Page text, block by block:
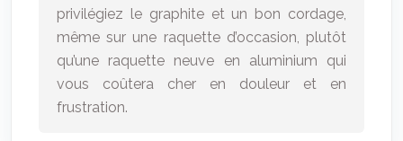
privilégiez le graphite et un bon cordage,
même sur une raquette d’occasion, plutôt
qu’une raquette neuve en aluminium qui
vous coûtera cher en douleur et en
frustration.